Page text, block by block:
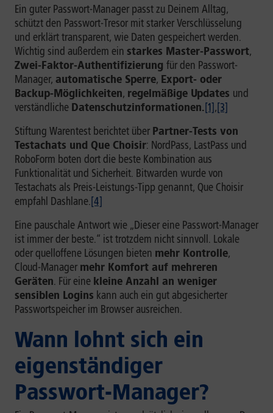
Ein guter Passwort-Manager passt zu Deinem Alltag,
schützt den Passwort-Tresor mit starker Verschlüsselung
und erklärt transparent, wie Daten gespeichert werden.
Wichtig sind außerdem ein starkes Master-Passwort,
Zwei-Faktor-Authentifizierung für den Passwort-
Manager, automatische Sperre, Export- oder
Backup-Möglichkeiten, regelmäßige Updates und
verständliche Datenschutzinformationen.[1],[3]
Stiftung Warentest berichtet über Partner-Tests von
Testachats und Que Choisir: NordPass, LastPass und
RoboForm boten dort die beste Kombination aus
Funktionalität und Sicherheit. Bitwarden wurde von
Testachats als Preis-Leistungs-Tipp genannt, Que Choisir
empfahl Dashlane.[4]
Eine pauschale Antwort wie „Dieser eine Passwort-Manager
ist immer der beste.“ ist trotzdem nicht sinnvoll. Lokale
oder quelloffene Lösungen bieten mehr Kontrolle,
Cloud-Manager mehr Komfort auf mehreren
Geräten. Für eine kleine Anzahl an weniger
sensiblen Logins kann auch ein gut abgesicherter
Passwortspeicher im Browser ausreichen.
Wann lohnt sich ein
eigenständiger
Passwort-Manager?